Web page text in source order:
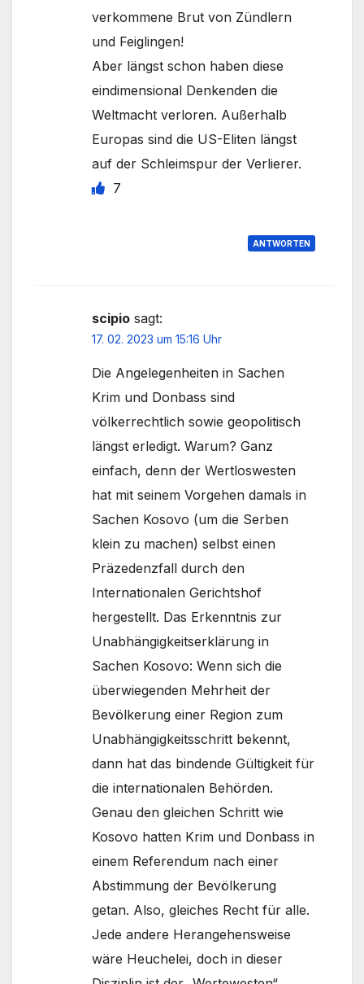
verkommene Brut von Zündlern
und Feiglingen!
Aber längst schon haben diese
eindimensional Denkenden die
Weltmacht verloren. Außerhalb
Europas sind die US-Eliten längst
auf der Schleimspur der Verlierer.
7
ANTWORTEN
scipio sagt:
17. 02. 2023 um 15:16 Uhr
Die Angelegenheiten in Sachen
Krim und Donbass sind
völkerrechtlich sowie geopolitisch
längst erledigt. Warum? Ganz
einfach, denn der Wertloswesten
hat mit seinem Vorgehen damals in
Sachen Kosovo (um die Serben
klein zu machen) selbst einen
Präzedenzfall durch den
Internationalen Gerichtshof
hergestellt. Das Erkenntnis zur
Unabhängigkeitserklärung in
Sachen Kosovo: Wenn sich die
überwiegenden Mehrheit der
Bevölkerung einer Region zum
Unabhängigkeitsschritt bekennt,
dann hat das bindende Gültigkeit für
die internationalen Behörden.
Genau den gleichen Schritt wie
Kosovo hatten Krim und Donbass in
einem Referendum nach einer
Abstimmung der Bevölkerung
getan. Also, gleiches Recht für alle.
Jede andere Herangehensweise
wäre Heuchelei, doch in dieser